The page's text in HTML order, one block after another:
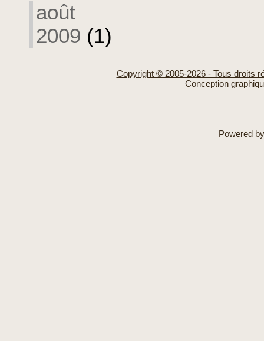
août
2009 (1)
Copyright © 2005-2026 - Tous droits
Conception
Powered